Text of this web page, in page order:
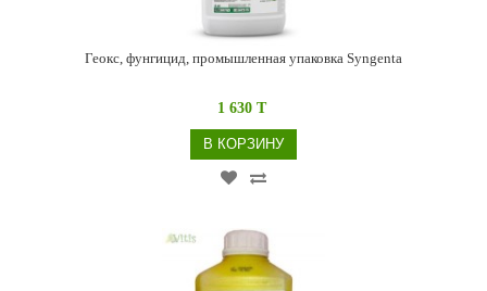
Геокс, фунгицид, промышленная упаковка Syngenta
1 630 T
В КОРЗИНУ